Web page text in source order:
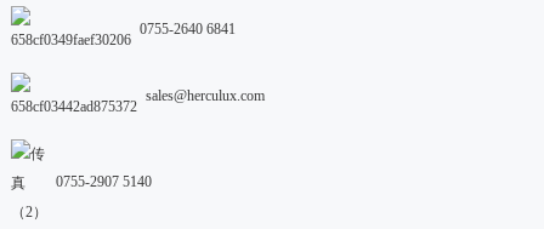
0755-2640 6841
sales@herculux.com
0755-2907 5140